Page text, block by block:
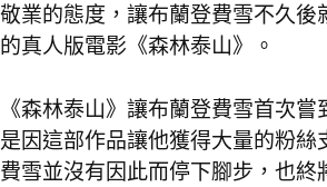
敬業的態度，讓布蘭登費雪不久後
的真人版電影《森林泰山》。
《森林泰山》讓布蘭登費雪首次
是因這部作品讓他獲得大量的粉絲
費雪並沒有因此而停下腳步，也終